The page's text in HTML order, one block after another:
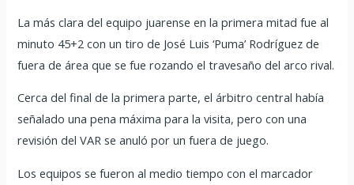
La más clara del equipo juarense en la primera mitad fue al
minuto 45+2 con un tiro de José Luis ‘Puma’ Rodríguez de
fuera de área que se fue rozando el travesaño del arco rival.
Cerca del final de la primera parte, el árbitro central había
señalado una pena máxima para la visita, pero con una
revisión del VAR se anuló por un fuera de juego.
Los equipos se fueron al medio tiempo con el marcador